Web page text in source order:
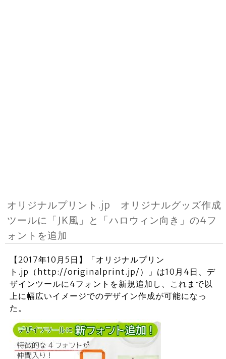
オリジナルプリント.jp オリジナルグッズ作成
ツールに「JK風」と「ハロウィン向き」の4フ
ォントを追加
【2017年10月5日】「オリジナルプリン
ト.jp（http://originalprint.jp/）」は10月4日、デ
ザインツールに4フォントを新規追加し、これまで以
上に幅広いイメージでのデザイン作成が可能になっ
た。